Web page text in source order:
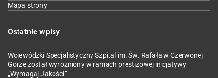
Mapa strony
Ostatnie wpisy
Wojewódzki Specjalistyczny Szpital im. Św. Rafała w Czerwonej
Górze został wyróżniony w ramach prestiżowej inicjatywy
„Wymagaj Jakości”